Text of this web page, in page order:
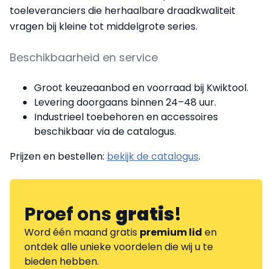
toeleveranciers die herhaalbare draadkwaliteit
vragen bij kleine tot middelgrote series.
Beschikbaarheid en service
Groot keuzeaanbod en voorraad bij Kwiktool.
Levering doorgaans binnen 24–48 uur.
Industrieel toebehoren en accessoires
beschikbaar via de catalogus.
Prijzen en bestellen: bekijk de catalogus.
Proef onsgratis!
Word één maand gratis premium lid en
ontdek alle unieke voordelen die wij u te
bieden hebben.